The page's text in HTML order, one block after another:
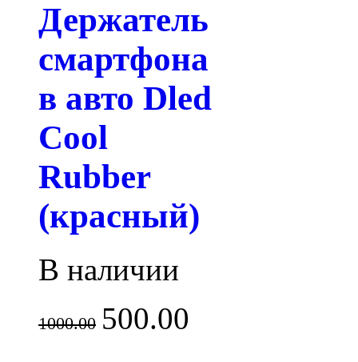
Держатель
смартфона
в авто Dled
Cool
Rubber
(красный)
В наличии
1000.00 500.00